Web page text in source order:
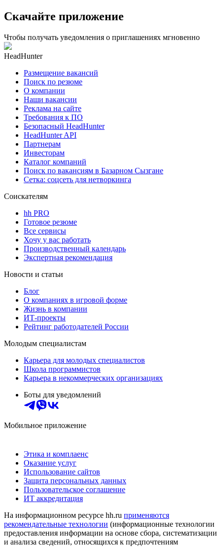
Скачайте приложение
Чтобы получать уведомления о приглашениях мгновенно
HeadHunter
Размещение вакансий
Поиск по резюме
О компании
Наши вакансии
Реклама на сайте
Требования к ПО
Безопасный HeadHunter
HeadHunter API
Партнерам
Инвесторам
Каталог компаний
Поиск по вакансиям в Базарном Сызгане
Сетка: соцсеть для нетворкинга
Соискателям
hh PRO
Готовое резюме
Все сервисы
Хочу у вас работать
Производственный календарь
Экспертная рекомендация
Новости и статьи
Блог
О компаниях в игровой форме
Жизнь в компании
ИТ-проекты
Рейтинг работодателей России
Молодым специалистам
Карьера для молодых специалистов
Школа программистов
Карьера в некоммерческих организациях
Боты для уведомлений
Мобильное приложение
Этика и комплаенс
Оказание услуг
Использование сайтов
Защита персональных данных
Пользовательское соглашение
ИТ аккредитация
На информационном ресурсе hh.ru применяются
рекомендательные технологии (информационные технологии
предоставления информации на основе сбора, систематизации
и анализа сведений, относящихся к предпочтениям